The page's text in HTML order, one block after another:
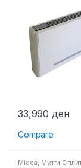
33,990ден
Compare
Midea Мулти